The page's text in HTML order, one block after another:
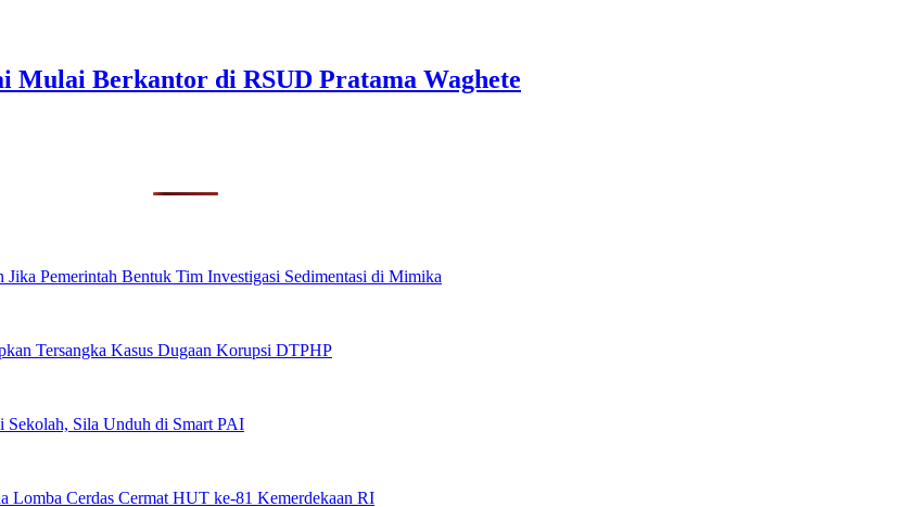
Mulai Berkantor di RSUD Pratama Waghete
Pemerintah Bentuk Tim Investigasi Sedimentasi di Mimika
Tersangka Kasus Dugaan Korupsi DTPHP
Sila Unduh di Smart PAI
Lomba Cerdas Cermat HUT ke-81 Kemerdekaan RI